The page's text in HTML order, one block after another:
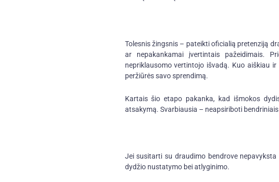
Tolesnis žingsnis – pateikti oficialią pretenziją
ar nepakankamai įvertintais pažeidimais.
nepriklausomo vertintojo išvadą. Kuo aiškiau
peržiūrės savo sprendimą.
Kartais šio etapo pakanka, kad išmokos
atsakymą. Svarbiausia – neapsiriboti
Jei susitarti su draudimo bendrove
dydžio nustatymo bei atlyginimo.